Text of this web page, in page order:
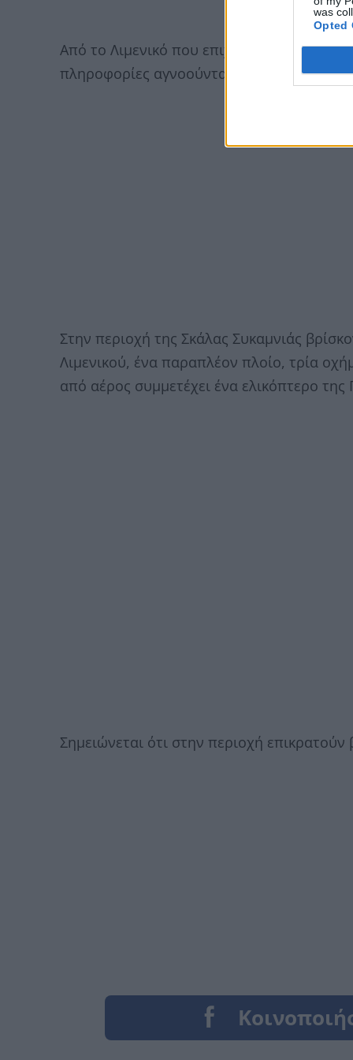
was
Opted
Από το Λιμενικό που επιχειρεί στην
πληροφορίες αγνοούνται άλλοι τέσσερις.
Στην περιοχή της Σκάλας Συκαμνιάς
Λιμενικού, ένα παραπλέον πλοίο, τρία
από αέρος συμμετέχει ένα ελικόπτερο της
Σημειώνεται ότι στην περιοχή